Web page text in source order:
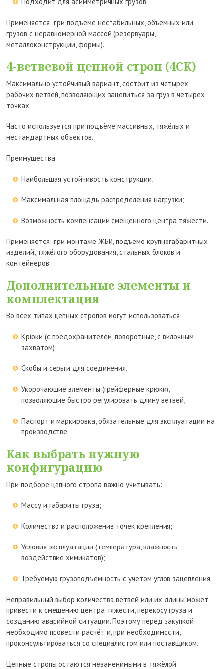
Применяется: при подъёме нестабильных, объёмных или
грузов с неравномерной массой (резервуары,
металлоконструкции, формы).
4-ветвевой цепной строп (4СК)
Максимально устойчивый вариант, состоит из четырёх
рабочих ветвей, позволяющих зацепиться за груз в четырёх
точках.
Часто используется при подъёме массивных, тяжёлых и
нестандартных объектов.
Преимущества:
Наибольшая устойчивость конструкции;
Максимальная площадь распределения нагрузки;
Возможность компенсации смещённого центра тяжести.
Применяется: при монтаже ЖБИ, подъёме крупногабаритных
изделий, тяжёлого оборудования, стальных блоков и
контейнеров.
Дополнительные элементы и
комплектация
Во всех типах цепных стропов могут использоваться:
Крюки (с предохранителем, поворотные, с вилочным
захватом);
Скобы и серьги для соединения;
Укорочающие элементы (грейферные крюки),
позволяющие быстро регулировать длину ветвей;
Паспорт и маркировка, обязательные для эксплуатации на
производстве.
Как выбрать нужную
конфигурацию
При подборе цепного стропа важно учитывать:
Массу и габариты груза;
Количество и расположение точек крепления;
Условия эксплуатации (температура, влажность,
воздействие химикатов);
Требуемую грузоподъёмность с учётом углов зацепления.
Неправильный выбор количества ветвей или их длины может
привести к смещению центра тяжести, перекосу груза и
созданию аварийной ситуации. Поэтому перед закупкой
необходимо провести расчёт и, при необходимости,
проконсультироваться со специалистом или поставщиком.
Цепные стропы остаются незаменимыми в тяжёлой